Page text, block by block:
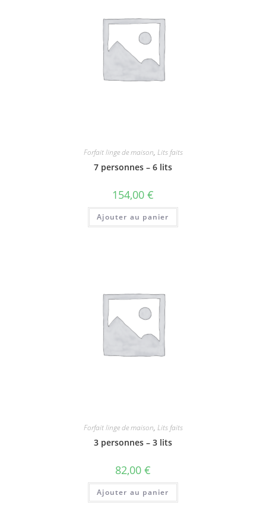
Forfait linge de maison, Lits faits
7 personnes – 6 lits
154,00 €
Ajouter au panier
Forfait linge de maison, Lits faits
3 personnes – 3 lits
82,00 €
Ajouter au panier